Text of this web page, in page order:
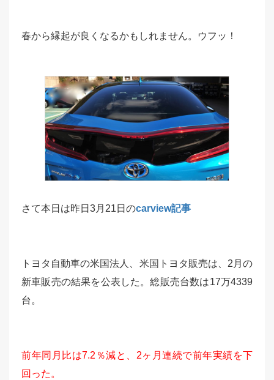
春から縁起が良くなるかもしれません。ウフッ！
さて本日は昨日3月21日のcarview記事
トヨタ自動車の米国法人、米国トヨタ販売は、2月の
新車販売の結果を公表した。総販売台数は17万4339
台。
前年同月比は7.2％減と、2ヶ月連続で前年実績を下
回った。